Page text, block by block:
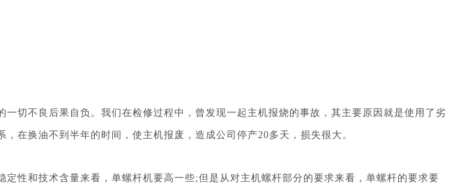
切不良后果自负。我们在检修过程中，曾发现一起主机报烧的事故，其主要原因就是使用了劣
在换油不到半年的时间，使主机报废，造成公司停产20多天，损失很大。
性和技术含量来看，单螺杆机要高一些;但是从对主机螺杆部分的要求来看，单螺杆的要求要